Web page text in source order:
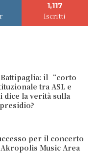
1,117
Iscritti
Battipaglia: il “corto
tra ASL e
dice la verità sulla
per il concerto
Music Area